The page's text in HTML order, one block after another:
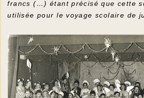
francs (…) étant précisé que cette
utilisée pour le voyage scolaire de